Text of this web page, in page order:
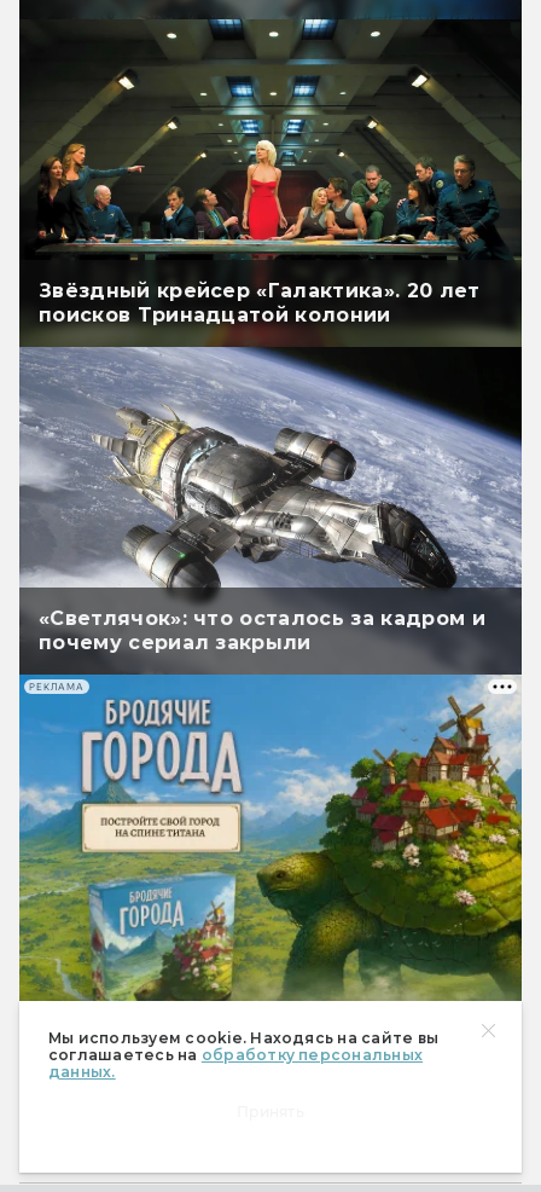
Мы используем cookie. Находясь на сайте вы
соглашаетесь на обработку персональных
данных.
Звёздный крейсер «Галактика». 20 лет
поисков Тринадцатой колонии
«Светлячок»: что осталось за кадром и
почему сериал закрыли
РЕКЛАМА